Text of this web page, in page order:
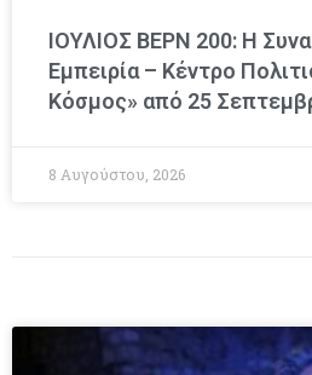
ΙΟΥΛΙΟΣ ΒΕΡΝ 200: Η
Εμπειρία – Κέντρο
Κόσμος» από 25
8 Αυγούστου, 2026